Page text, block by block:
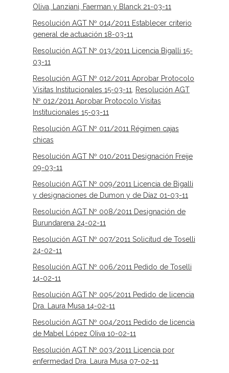
Oliva, Lanziani, Faerman y Blanck 21-03-11
Resolución AGT Nº 014/2011 Establecer criterio
general de actuación 18-03-11
Resolución AGT Nº 013/2011 Licencia Bigalli 15-
03-11
Resolución AGT Nº 012/2011 Aprobar Protocolo
Visitas Institucionales 15-03-11
Resolución AGT
Nº 012/2011 Aprobar Protocolo Visitas
Institucionales 15-03-11
Resolución AGT Nº 011/2011 Régimen cajas
chicas
Resolución AGT Nº 010/2011 Designación Freije
09-03-11
Resolución AGT Nº 009/2011 Licencia de Bigalli
y designaciones de Dumon y de Díaz 01-03-11
Resolución AGT Nº 008/2011 Designación de
Burundarena 24-02-11
Resolución AGT Nº 007/2011 Solicitud de Toselli
24-02-11
Resolución AGT Nº 006/2011 Pedido de Toselli
14-02-11
Resolución AGT Nº 005/2011 Pedido de licencia
Dra. Laura Musa 14-02-11
Resolución AGT Nº 004/2011 Pedido de licencia
de Mabel López OIiva 10-02-11
Resolución AGT Nº 003/2011 Licencia por
enfermedad Dra. Laura Musa 07-02-11